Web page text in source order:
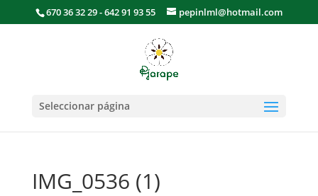
670 36 32 29 - 642 91 93 55 pepinlml@hotmail.com
Seleccionar página
IMG_0536 (1)